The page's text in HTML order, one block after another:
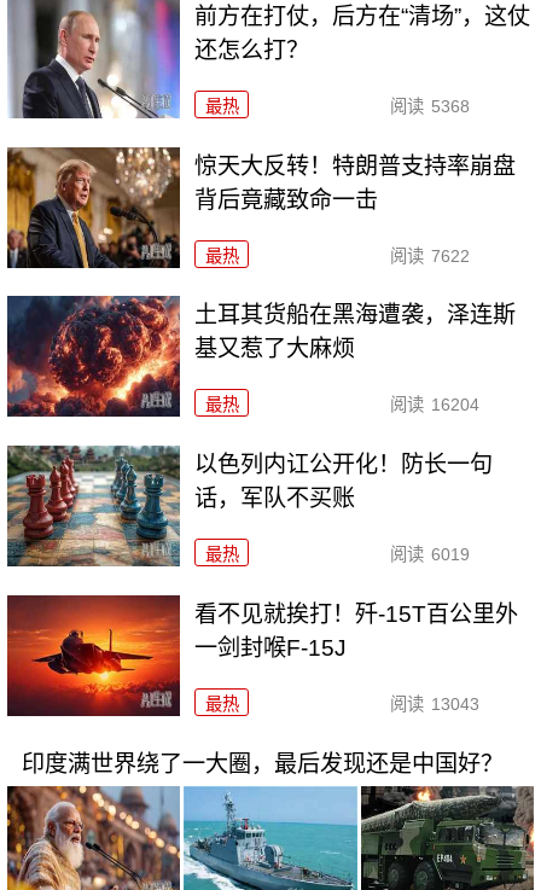
前方在打仗，后方在“清场”，这仗
还怎么打？
最热 阅读 5368
惊天大反转！特朗普支持率崩盘
背后竟藏致命一击
最热 阅读 7622
土耳其货船在黑海遭袭，泽连斯
基又惹了大麻烦
最热 阅读 16204
以色列内讧公开化！防长一句
话，军队不买账
最热 阅读 6019
看不见就挨打！歼-15T百公里外
一剑封喉F-15J
最热 阅读 13043
印度满世界绕了一大圈，最后发现还是中国好？